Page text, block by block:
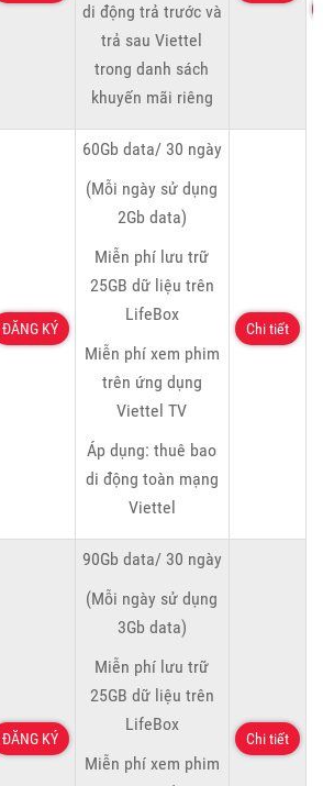
di động trả trước và
trả sau Viettel
trong danh sách
khuyến mãi riêng
ĐĂNG KÝ
60Gb data/ 30 ngày
(Mỗi ngày sử dụng
2Gb data)
Miễn phí lưu trữ
25GB dữ liệu trên
LifeBox
Miễn phí xem phim
trên ứng dụng
Viettel TV
Áp dụng: thuê bao
di động toàn mạng
Viettel
Chi tiết
ĐĂNG KÝ
90Gb data/ 30 ngày
(Mỗi ngày sử dụng
3Gb data)
Miễn phí lưu trữ
25GB dữ liệu trên
LifeBox
Miễn phí xem phim
Chi tiết